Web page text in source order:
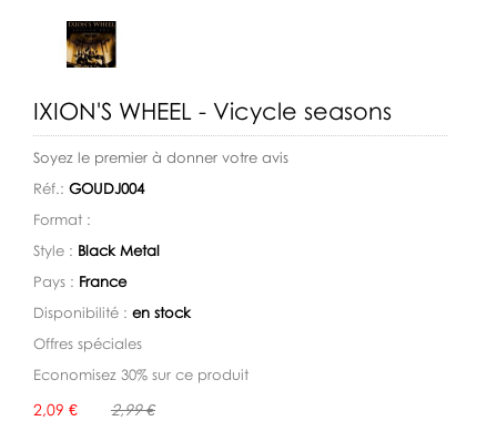
IXION'S WHEEL - Vicycle seasons
Soyez le premier à donner votre avis
Réf.: GOUDJ004
Format :
Style : Black Metal
Pays : France
Disponibilité : en stock
Offres spéciales
Economisez 30% sur ce produit
Disponibilité:
2,09 € 2,99 €